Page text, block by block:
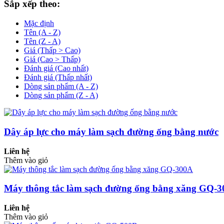
Sắp xếp theo:
Mặc định
Tên (A - Z)
Tên (Z - A)
Giá (Thấp > Cao)
Giá (Cao > Thấp)
Đánh giá (Cao nhất)
Đánh giá (Thấp nhất)
Dòng sản phẩm (A - Z)
Dòng sản phẩm (Z - A)
Dây áp lực cho máy làm sạch đường ống bằng nước
Liên hệ
Thêm vào giỏ
Máy thông tắc làm sạch đường ống bằng xăng GQ-
Liên hệ
Thêm vào giỏ